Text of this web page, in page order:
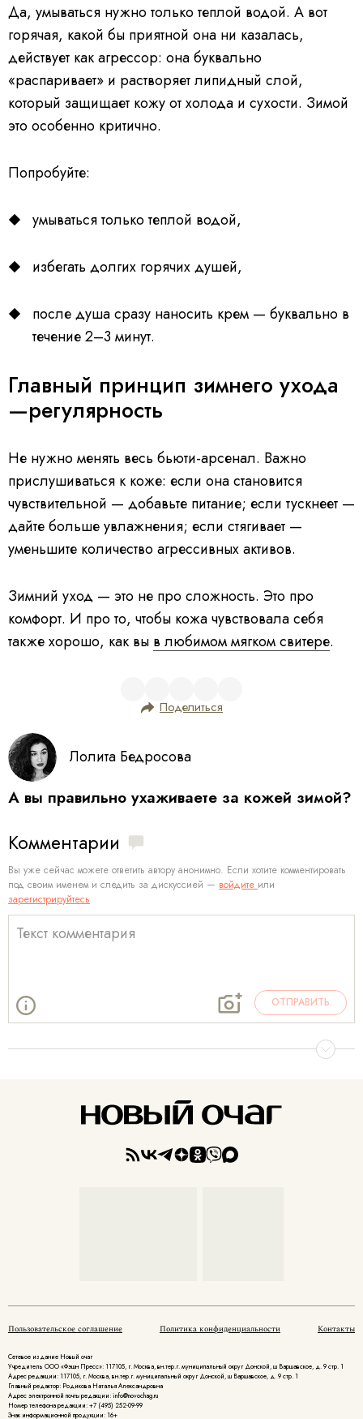
Да, умываться нужно только теплой водой. А вот
горячая, какой бы приятной она ни казалась,
действует как агрессор: она буквально
«распаривает» и растворяет липидный слой,
который защищает кожу от холода и сухости. Зимой
это особенно критично.
Попробуйте:
умываться только теплой водой,
избегать долгих горячих душей,
после душа сразу наносить крем — буквально в
течение 2–3 минут.
Главный принцип зимнего ухода
—регулярность
Не нужно менять весь бьюти-арсенал. Важно
прислушиваться к коже: если она становится
чувствительной — добавьте питание; если тускнеет —
дайте больше увлажнения; если стягивает —
уменьшите количество агрессивных активов.
Зимний уход — это не про сложность. Это про
комфорт. И про то, чтобы кожа чувствовала себя
также хорошо, как вы в любимом мягком свитере.
Поделиться
Лолита Бедросова
А вы правильно ухаживаете за кожей зимой?
Комментарии
Вы уже сейчас можете ответить автору анонимно. Если хотите комментировать
под своим именем и следить за дискуссией — войдите или
зарегистрируйтесь
ОТПРАВИТЬ
Пользовательское соглашение Политика конфиденциальности Контакты
Сетевое издание Новый очаг
Учредитель ООО «Фэшн Пресс»: 117105, г. Москва, вн.тер.г. муниципальный округ Донской, ш Варшавское, д. 9 стр. 1
Адрес редакции: 117105, г. Москва, вн.тер.г. муниципальный округ Донской, ш Варшавское, д. 9 стр. 1
Главный редактор: Родикова Наталья Александровна
Адрес электронной почты редакции: info@novochag.ru
Номер телефона редакции: +7 (495) 252-09-99
Знак информационной продукции: 16+